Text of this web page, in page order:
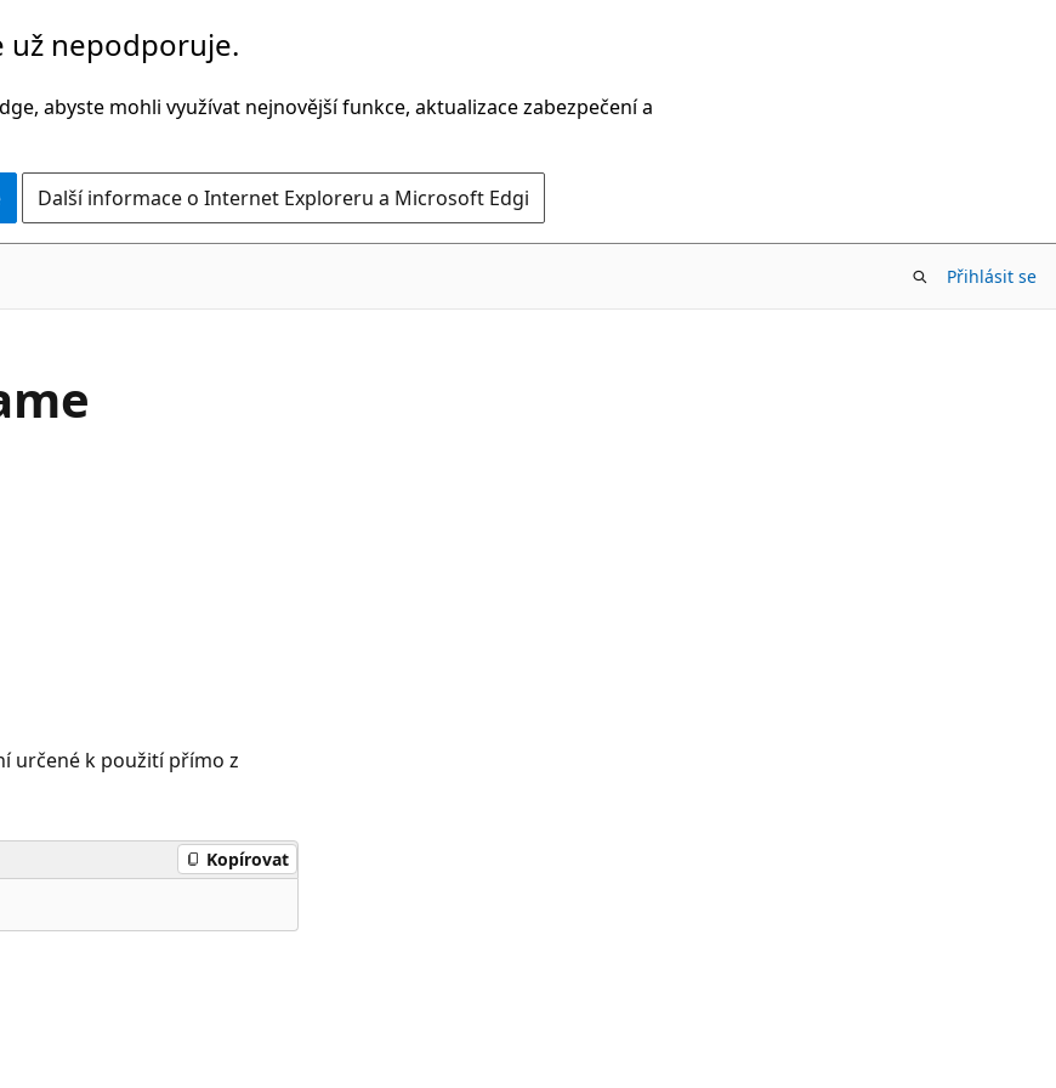
už nepodporuje.
abyste mohli využívat nejnovější funkce, aktualizace zabezpečení a
Další informace o Internet Exploreru a Microsoft Edgi
Přihlásit se
určené k použití přímo z
Kopírovat